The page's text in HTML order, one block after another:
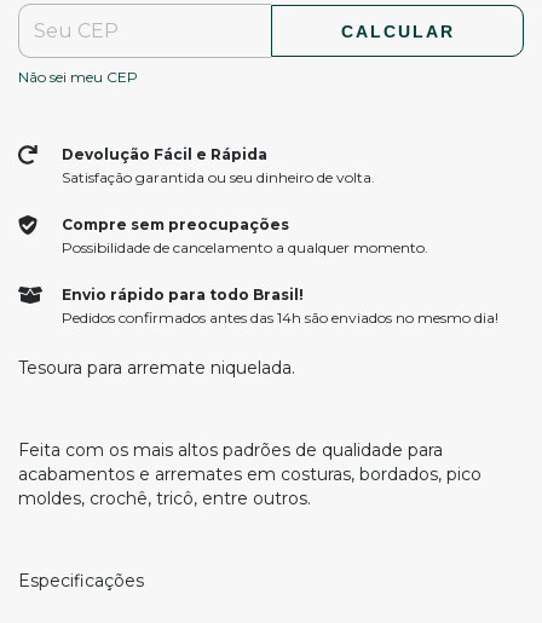
CALCULAR
Não sei meu CEP
Devolução Fácil e Rápida
Satisfação garantida ou seu dinheiro de volta.
Compre sem preocupações
Possibilidade de cancelamento a qualquer momento.
Envio rápido para todo Brasil!
Pedidos confirmados antes das 14h são enviados no mesmo dia!
Tesoura para arremate niquelada.
Feita com os mais altos padrões de qualidade para
acabamentos e arremates em costuras, bordados, pico
moldes, crochê, tricô, entre outros.
Especificações